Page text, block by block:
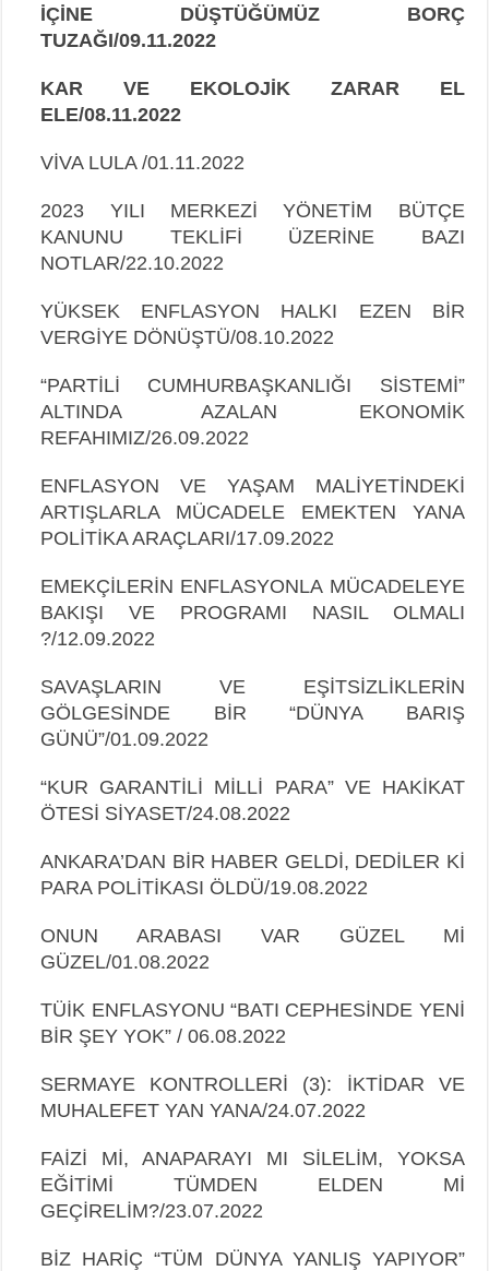
İÇİNE DÜŞTÜĞÜMÜZ BORÇ
TUZAĞI/09.11.2022
KAR VE EKOLOJİK ZARAR EL
ELE/08.11.2022
VİVA LULA /01.11.2022
2023 YILI MERKEZİ YÖNETİM BÜTÇE
KANUNU TEKLİFİ ÜZERİNE BAZI
NOTLAR/22.10.2022
YÜKSEK ENFLASYON HALKI EZEN BİR
VERGİYE DÖNÜŞTÜ/08.10.2022
“PARTİLİ CUMHURBAŞKANLIĞI SİSTEMİ”
ALTINDA AZALAN EKONOMİK
REFAHIMIZ/26.09.2022
ENFLASYON VE YAŞAM MALİYETİNDEKİ
ARTIŞLARLA MÜCADELE EMEKTEN YANA
POLİTİKA ARAÇLARI/17.09.2022
EMEKÇİLERİN ENFLASYONLA MÜCADELEYE
BAKIŞI VE PROGRAMI NASIL OLMALI
?/12.09.2022
SAVAŞLARIN VE EŞİTSİZLİKLERİN
GÖLGESİNDE BİR “DÜNYA BARIŞ
GÜNÜ”/01.09.2022
“KUR GARANTİLİ MİLLİ PARA” VE HAKİKAT
ÖTESİ SİYASET/24.08.2022
ANKARA’DAN BİR HABER GELDİ, DEDİLER Kİ
PARA POLİTİKASI ÖLDÜ/19.08.2022
ONUN ARABASI VAR GÜZEL Mİ
GÜZEL/01.08.2022
TÜİK ENFLASYONU “BATI CEPHESİNDE YENİ
BİR ŞEY YOK” / 06.08.2022
SERMAYE KONTROLLERİ (3): İKTİDAR VE
MUHALEFET YAN YANA/24.07.2022
FAİZİ Mİ, ANAPARAYI MI SİLELİM, YOKSA
EĞİTİMİ TÜMDEN ELDEN Mİ
GEÇİRELİM?/23.07.2022
BİZ HARİÇ “TÜM DÜNYA YANLIŞ YAPIYOR”